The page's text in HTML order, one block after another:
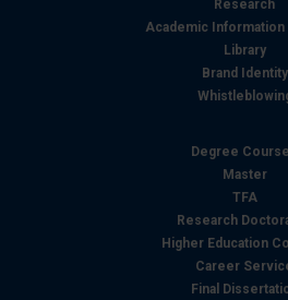
Research
Academic Information
Library
Brand Identity
Degree
Master
TFA
Research
Higher Education
Career
Final